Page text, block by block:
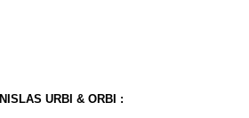
URBI & ORBI :